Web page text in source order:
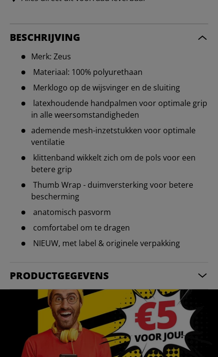
BESCHRIJVING
Merk: Zeus
Materiaal: 100% polyurethaan
Merklogo op de wijsvinger en de sluiting
latexhoudende handpalmen voor optimale grip
in alle weersomstandigheden
ademende mesh-inzetstukken voor optimale
ventilatie
klittenband wikkelt zich om de pols voor een
betere grip
Thumb Wrap - duimversterking voor betere
bescherming
anatomisch pasvorm
comfortabel om te dragen
NIEUW, met label & originele verpakking
PRODUCTGEGEVENS